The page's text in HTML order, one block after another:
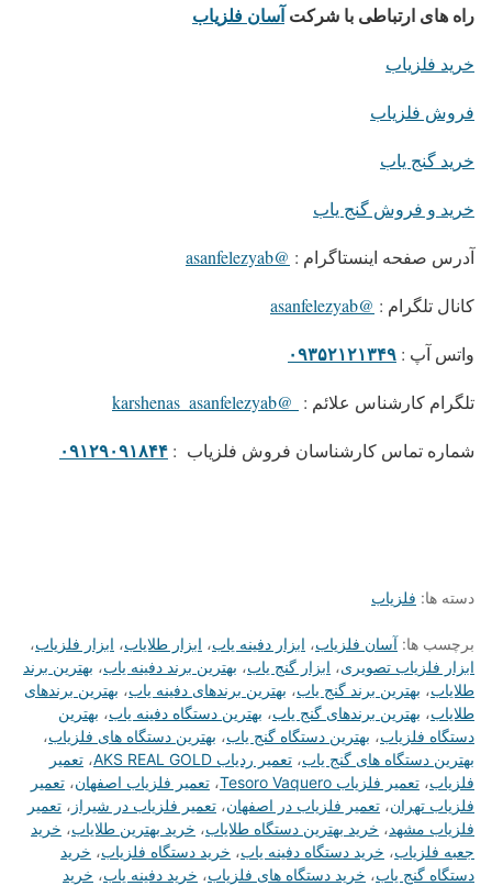
راه های ارتباطی با شرکتآسان فلزیاب
خرید فلزیاب
فروش فلزیاب
خرید گنج یاب
خرید و فروش گنج یاب
آدرس صفحه اینستاگرام : @asanfelezyab
کانال تلگرام : @asanfelezyab
واتس آپ : ۰۹۳۵۲۱۲۱۳۴۹
تلگرام کارشناس علائم : @karshenas_asanfelezyab
شماره تماس کارشناسان فروش فلزیاب : ۰۹۱۲۹۰۹۱۸۴۴
دسته ها: فلزیاب
برچسب ها: آسان فلزیاب، ابزار دفینه یاب، ابزار طلایاب، ابزار فلزیاب،
ابزار فلزیاب تصویری، ابزار گنج یاب، بهترین برند دفینه یاب، بهترین برند
طلایاب، بهترین برند گنج یاب، بهترین برندهای دفینه یاب، بهترین برندهای
طلایاب، بهترین برندهای گنج یاب، بهترین دستگاه دفینه یاب، بهترین
دستگاه فلزیاب، بهترین دستگاه گنج یاب، بهترین دستگاه های فلزیاب،
بهترین دستگاه های گنج یاب، تعمیر ردیاب AKS REAL GOLD ، تعمیر
فلزیاب، تعمیر فلزیاب Tesoro Vaquero ، تعمیر فلزیاب اصفهان، تعمیر
فلزیاب تهران، تعمیر فلزیاب در اصفهان، تعمیر فلزیاب در شیراز ، تعمیر
فلزیاب مشهد، خرید بهترین دستگاه طلایاب، خرید بهترین طلایاب، خرید
جعبه فلزیاب، خرید دستگاه دفینه یاب، خرید دستگاه فلزیاب، خرید
دستگاه گنج یاب، خرید دستگاه های فلزیاب، خرید دفینه یاب، خرید